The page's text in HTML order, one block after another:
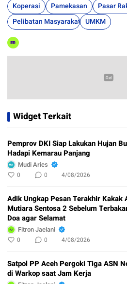
Koperasi
Pamekasan
Pasar
Pelibatan Masyarakat UMKM
Widget Terkait
Pemprov DKI Siap Lakukan Hujan
Hadapi Kemarau Panjang
Mudi Aries
0 0 4/08/2026
Adik Ungkap Pesan Terakhir Kakak
Mutiara Sentosa 2 Sebelum
Doa agar Selamat
Fitron Jaelani
0 0 4/08/2026
Satpol PP Aceh Pergoki Tiga ASN
di Warkop saat Jam Kerja